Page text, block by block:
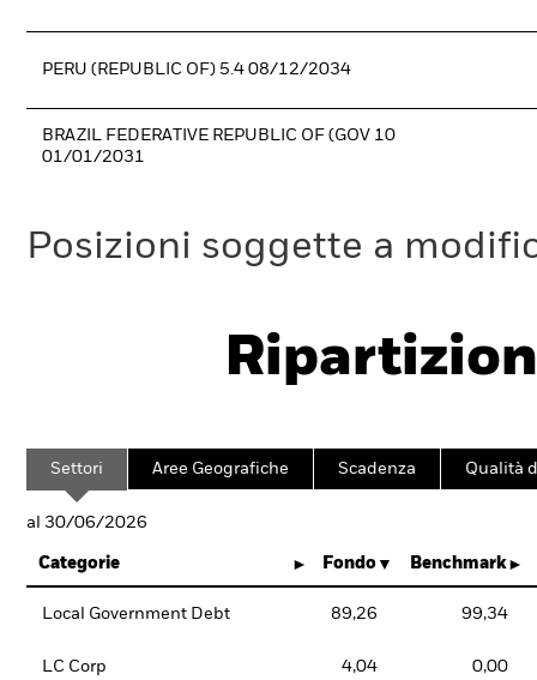
PERU (REPUBLIC OF) 5.4 08/12/2034
BRAZIL FEDERATIVE REPUBLIC OF (GOV 10
01/01/2031
Posizioni soggette a
Settori Aree Geografiche Scadenza Qualità
al 30/06/2026
Categorie Fondo Benchmark
Local Government Debt 89,26 99,34
LC Corp 4,04 0,00